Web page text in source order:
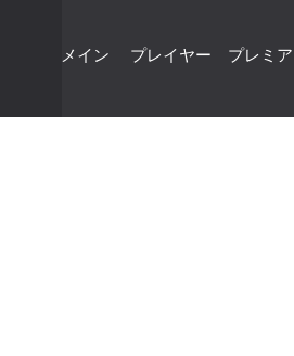
メイン プレイヤー プレミ